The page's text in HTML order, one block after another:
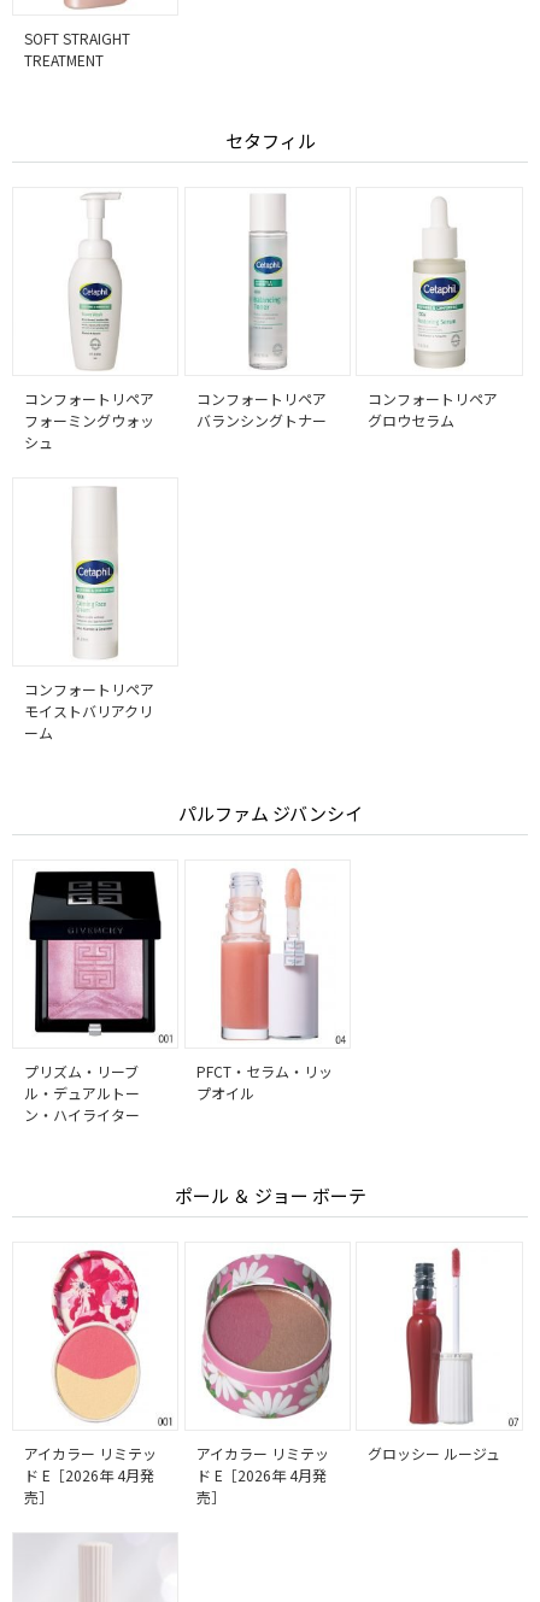
SOFT STRAIGHT
TREATMENT
セタフィル
コンフォートリペア
フォーミングウォッ
シュ
コンフォートリペア
バランシングトナー
コンフォートリペア
グロウセラム
コンフォートリペア
モイストバリアクリ
ーム
パルファム ジバンシイ
プリズム・リーブ
ル・デュアルトー
ン・ハイライター
PFCT・セラム・リッ
プオイル
ポール ＆ ジョー ボーテ
アイカラー リミテッ
ド E［2026年 4月発
売］
アイカラー リミテッ
ド E［2026年 4月発
売］
グロッシー ルージュ